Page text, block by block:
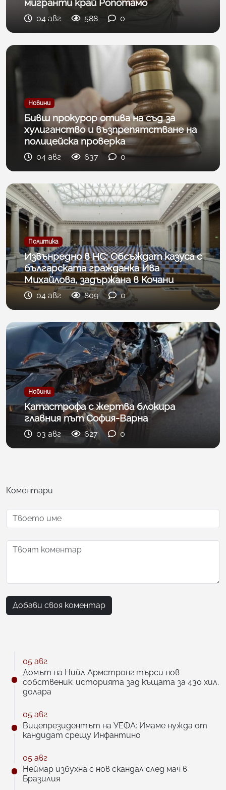
мигранти край Ропотамо
04 авг 588 0
Новини
Бивш прокурор отива на съд за
хулиганство и възпрепятстване на
полицейска проверка
04 авг 637 0
Политика
Извънредно в НС: Обсъждат казуса с
българската гражданка Ива
Михайлова, задържана в Кочани
04 авг 809 0
Новини
Катастрофа с жертва блокира
главния път София-Варна
03 авг 627 0
Коментари
Добави своя коментар
05 авг
Домът на Нийл Армстронг търси нов
собственик: историята зад къщата за 430 хил.
долара
05 авг
Вицепрезидентът на УЕФА: Имаме нужда от
кандидат срещу Инфантино
05 авг
Неймар избухна с нов скандал след мач в
Бразилия